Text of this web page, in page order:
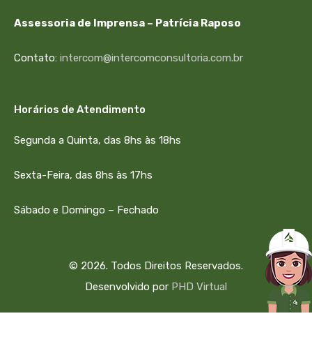
Assessoria de Imprensa – Patrícia Raposo
Contato: intercom@intercomconsultoria.com.br
Horários de Atendimento
Segunda a Quinta, das 8hs às 18hs
Sexta-Feira, das 8hs às 17hs
Sábado e Domingo – Fechado
© 2026. Todos Direitos Reservados.
Desenvolvido por PHD Virtual